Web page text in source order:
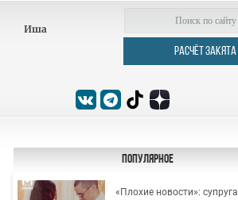
Иша
РАСЧЁТ ЗАКЯТА
Популярное
«Плохие новости»: супруга